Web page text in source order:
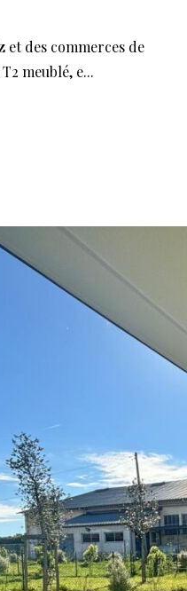
et des commerces de
meublé, e...